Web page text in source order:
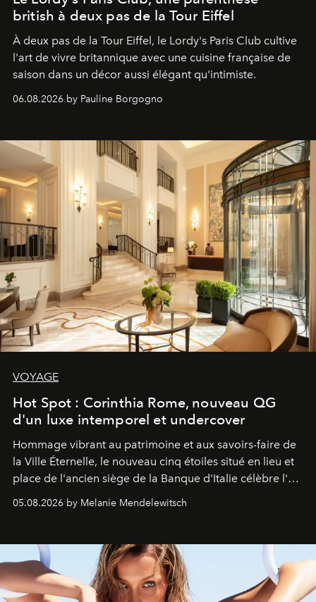
british à deux pas de la Tour Eiffel
À deux pas de la Tour Eiffel, le Lordy's Paris Club cultive
l'art de vivre britannique avec une cuisine française de
saison dans un décor aussi élégant qu'intimiste.
06.08.2026 by Pauline Borgogno
VOYAGE
Hot Spot : Corinthia Rome, nouveau QG
d'un luxe intemporel et undercover
Hommage vibrant au patrimoine et aux savoirs-faire de
la Ville Éternelle, le nouveau cinq étoiles situé en lieu et
place de l'ancien siège de la Banque d'Italie célèbre l'art
05.08.2026 by Melanie Mendelewitsch